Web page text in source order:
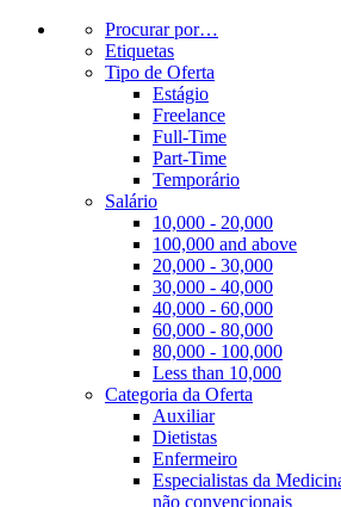
Procurar por…
Etiquetas
Tipo de Oferta
Estágio
Freelance
Full-Time
Part-Time
Temporário
Salário
10,000 - 20,000
100,000 and above
20,000 - 30,000
30,000 - 40,000
40,000 - 60,000
60,000 - 80,000
80,000 - 100,000
Less than 10,000
Categoria da Oferta
Auxiliar
Dietistas
Enfermeiro
Especialistas da
não convencionais